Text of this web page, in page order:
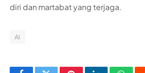
diri dan martabat yang terjaga.
AI